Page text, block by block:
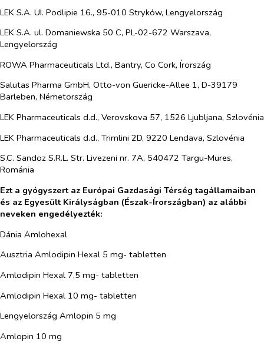
LEK S.A. UI. Podlipie 16., 95-010 Stryków, Lengyelország
LEK S.A. ul. Domaniewska 50 C, PL-02-672 Warszava,
Lengyelország
ROWA Pharmaceuticals Ltd., Bantry, Co Cork, Írország
Salutas Pharma GmbH, Otto-von Guericke-Allee 1, D-39179
Barleben, Németország
LEK Pharmaceuticals d.d., Verovskova 57, 1526 Ljubljana, Szlovénia
LEK Pharmaceuticals d.d., Trimlini 2D, 9220 Lendava, Szlovénia
S.C. Sandoz S.R.L. Str. Livezeni nr. 7A, 540472 Targu-Mures,
Románia
Ezt a gyógyszert az Európai Gazdasági Térség tagállamaiban
és az Egyesült Királyságban (Észak-Írországban) az alábbi
neveken engedélyezték:
Dánia Amlohexal
Ausztria Amlodipin Hexal 5 mg- tabletten
Amlodipin Hexal 7,5 mg- tabletten
Amlodipin Hexal 10 mg- tabletten
Lengyelország Amlopin 5 mg
Amlopin 10 mg